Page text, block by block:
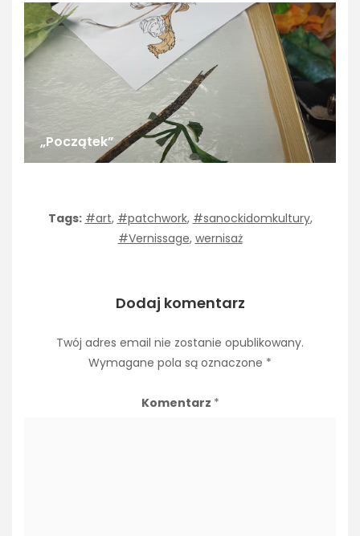
„Początek”
Tags: #art, #patchwork, #sanockidomkultury,
#Vernissage, wernisaż
Dodaj komentarz
Twój adres email nie zostanie opublikowany.
Wymagane pola są oznaczone *
Komentarz *